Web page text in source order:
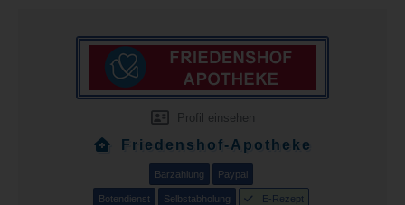
Profil einsehen
Friedenshof-Apotheke
Barzahlung Paypal
Botendienst Selbstabholung E-Rezept